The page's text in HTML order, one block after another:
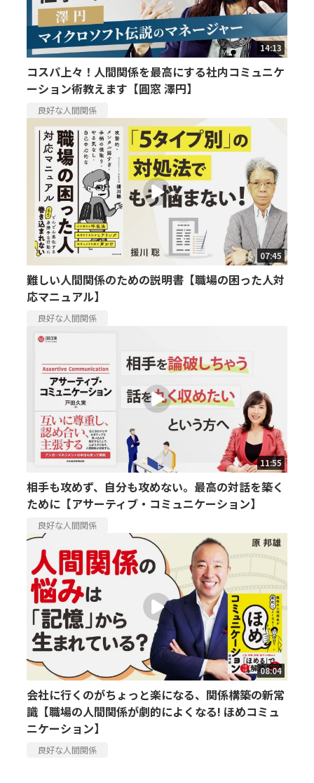
14:13
コスパ上々！人間関係を最高にする社内コミュニケ
ーション術教えます【圓窓 澤円】
良好な人間関係
07:45
難しい人間関係のための説明書【職場の困った人対
応マニュアル】
良好な人間関係
11:55
相手も攻めず、自分も攻めない。最高の対話を築く
ために【アサーティブ・コミュニケーション】
良好な人間関係
08:04
会社に行くのがちょっと楽になる、関係構築の新常
識【職場の人間関係が劇的によくなる! ほめコミュ
ニケーション】
良好な人間関係